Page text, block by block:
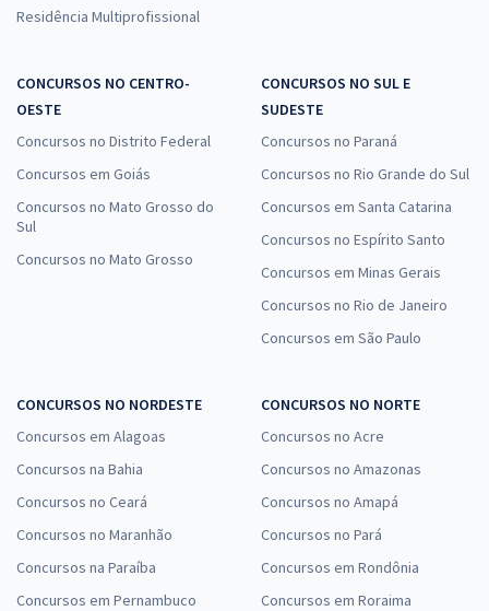
Residência Multiprofissional
CONCURSOS NO CENTRO-
OESTE
Concursos no Distrito Federal
Concursos em Goiás
Concursos no Mato Grosso do
Sul
Concursos no Mato Grosso
CONCURSOS NO SUL E
SUDESTE
Concursos no Paraná
Concursos no Rio Grande do Sul
Concursos em Santa Catarina
Concursos no Espírito Santo
Concursos em Minas Gerais
Concursos no Rio de Janeiro
Concursos em São Paulo
CONCURSOS NO NORDESTE
Concursos em Alagoas
Concursos na Bahia
Concursos no Ceará
Concursos no Maranhão
Concursos na Paraíba
Concursos em Pernambuco
CONCURSOS NO NORTE
Concursos no Acre
Concursos no Amazonas
Concursos no Amapá
Concursos no Pará
Concursos em Rondônia
Concursos em Roraima